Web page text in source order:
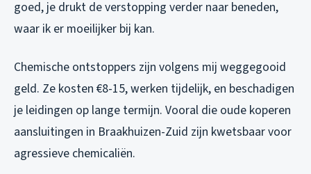
goed, je drukt de verstopping verder naar beneden,
waar ik er moeilijker bij kan.
Chemische ontstoppers zijn volgens mij weggegooid
geld. Ze kosten €8-15, werken tijdelijk, en beschadigen
je leidingen op lange termijn. Vooral die oude koperen
aansluitingen in Braakhuizen-Zuid zijn kwetsbaar voor
agressieve chemicaliën.